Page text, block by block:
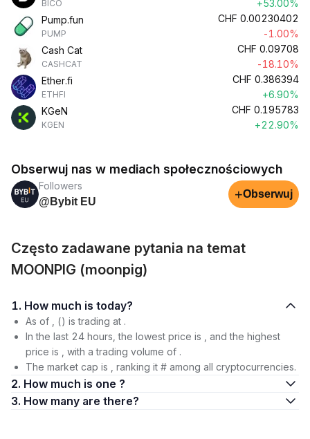
BICO
+53.00%
Pump.fun
PUMP
CHF 0.00230402
-1.00%
Cash Cat
CASHCAT
CHF 0.09708
-18.10%
Ether.fi
ETHFI
CHF 0.386394
+6.90%
KGeN
KGEN
CHF 0.195783
+22.90%
Obserwuj nas w mediach społecznościowych
Followers
@Bybit EU
+Obserwuj
Często zadawane pytania na temat
MOONPIG (moonpig)
1. How much is today?
As of , () is trading at .
In the last 24 hours, the lowest price is , and the highest
price is , with a trading volume of .
The market cap is , ranking it # among all cryptocurrencies.
2. How much is one ?
3. How many are there?